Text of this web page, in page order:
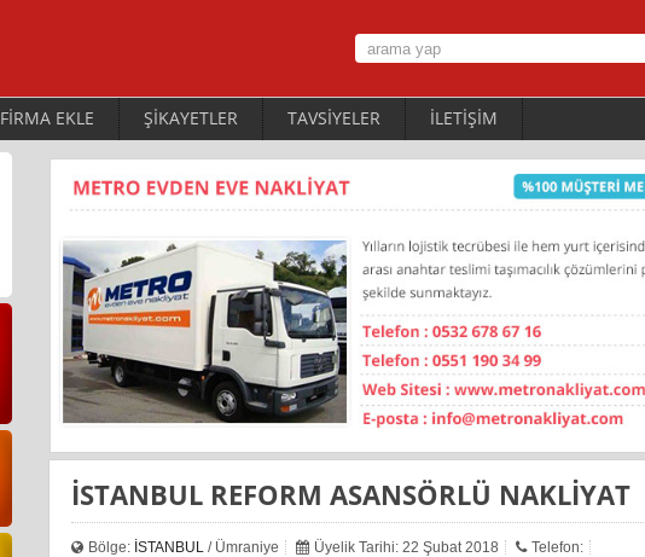
FİRMA EKLE ŞİKAYETLER TAVSİYELER İLETİŞİM
İSTANBUL REFORM ASANSÖRLÜ NAKLİYAT
Bölge: İSTANBUL/ Ümraniye Üyelik Tarihi: 22 Şubat 2018 Telefon: